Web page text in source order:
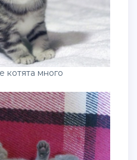
котята много